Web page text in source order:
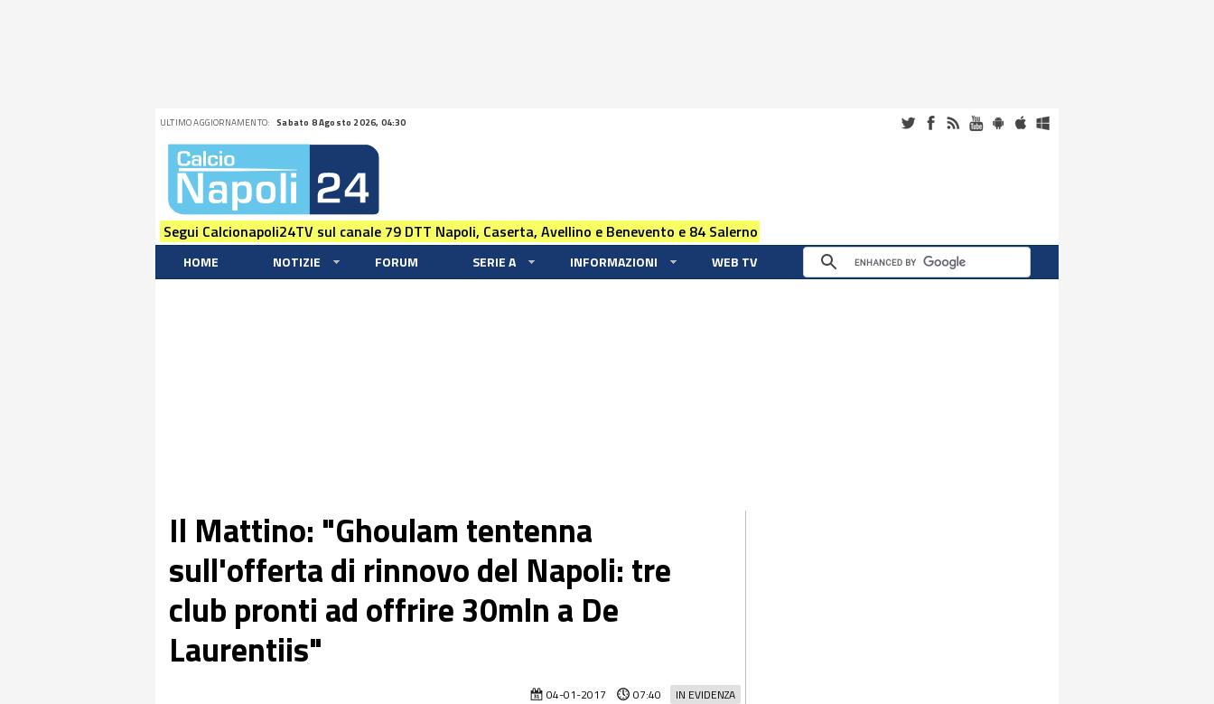
ULTIMO AGGIORNAMENTO: Sabato 8 Agosto 2026, 04:30
Segui Calcionapoli24TV sul canale 79 DTT Napoli, Caserta, Avellino e Benevento e 84 Salerno
HOME NOTIZIE FORUM SERIE A INFORMAZIONI WEB TV
Il Mattino: "Ghoulam tentenna
sull'offerta di rinnovo del Napoli: tre
club pronti ad offrire 30mln a De
Laurentiis"
IN EVIDENZA
04-01-2017 07:40